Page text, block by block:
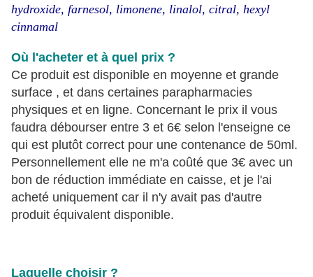
hydroxide, farnesol, limonene, linalol, citral, hexyl
cinnamal
Où l'acheter et à quel prix ?
Ce produit est disponible en moyenne et grande
surface , et dans certaines parapharmacies
physiques et en ligne. Concernant le prix il vous
faudra débourser entre 3 et 6€ selon l'enseigne ce
qui est plutôt correct pour une contenance de 50ml.
Personnellement elle ne m'a coûté que 3€ avec un
bon de réduction immédiate en caisse, et je l'ai
acheté uniquement car il n'y avait pas d'autre
produit équivalent disponible.
Laquelle choisir ?